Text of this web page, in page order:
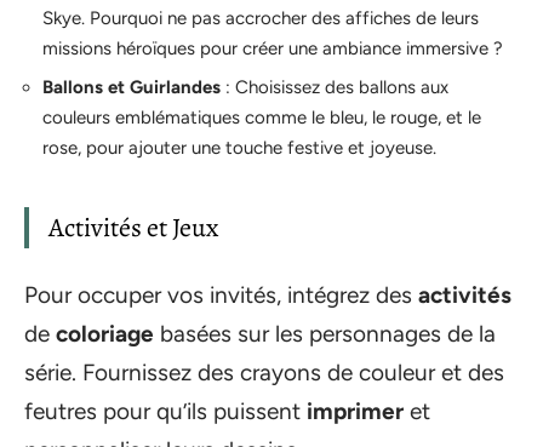
Skye. Pourquoi ne pas accrocher des affiches de leurs
missions héroïques pour créer une ambiance immersive ?
Ballons et Guirlandes : Choisissez des ballons aux
couleurs emblématiques comme le bleu, le rouge, et le
rose, pour ajouter une touche festive et joyeuse.
Activités et Jeux
Pour occuper vos invités, intégrez des activités
de coloriage basées sur les personnages de la
série. Fournissez des crayons de couleur et des
feutres pour qu’ils puissent imprimer et